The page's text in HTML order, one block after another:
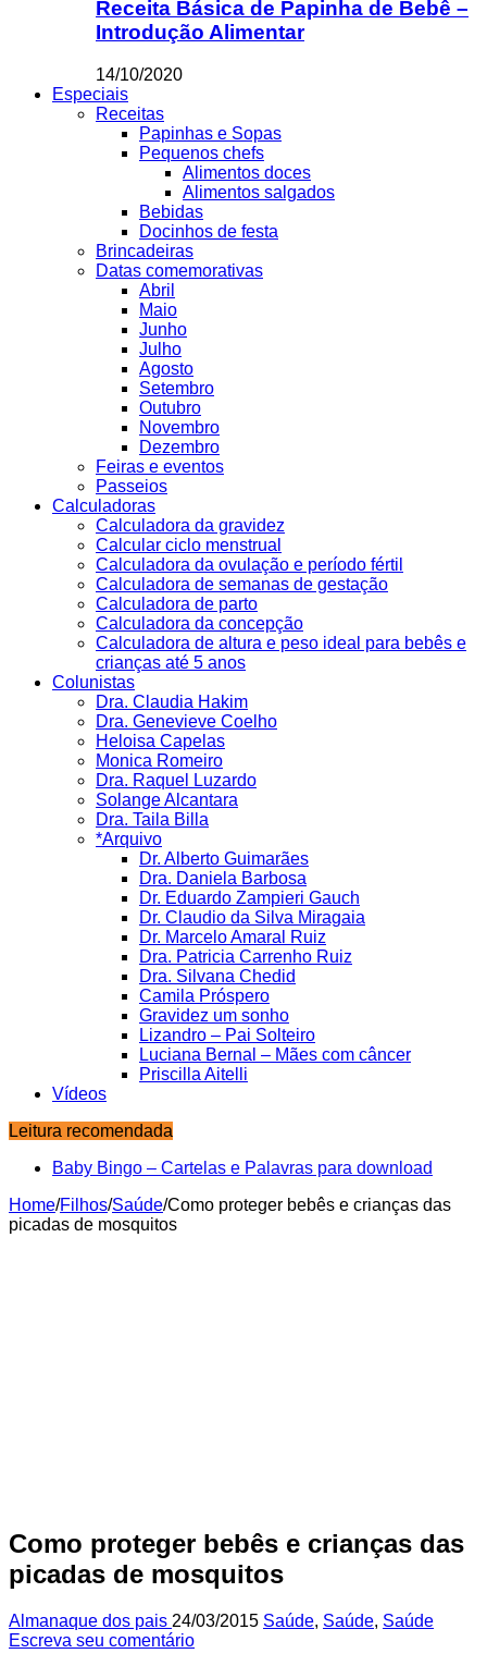
Receita Básica de Papinha de Bebê –
Introdução Alimentar
14/10/2020
Especiais
Receitas
Papinhas e Sopas
Pequenos chefs
Alimentos doces
Alimentos salgados
Bebidas
Docinhos de festa
Brincadeiras
Datas comemorativas
Abril
Maio
Junho
Julho
Agosto
Setembro
Outubro
Novembro
Dezembro
Feiras e eventos
Passeios
Calculadoras
Calculadora da gravidez
Calcular ciclo menstrual
Calculadora da ovulação e período fértil
Calculadora de semanas de gestação
Calculadora de parto
Calculadora da concepção
Calculadora de altura e peso ideal para bebês e
crianças até 5 anos
Colunistas
Dra. Claudia Hakim
Dra. Genevieve Coelho
Heloisa Capelas
Monica Romeiro
Dra. Raquel Luzardo
Solange Alcantara
Dra. Taila Billa
*Arquivo
Dr. Alberto Guimarães
Dra. Daniela Barbosa
Dr. Eduardo Zampieri Gauch
Dr. Claudio da Silva Miragaia
Dr. Marcelo Amaral Ruiz
Dra. Patricia Carrenho Ruiz
Dra. Silvana Chedid
Camila Próspero
Gravidez um sonho
Lizandro – Pai Solteiro
Luciana Bernal – Mães com câncer
Priscilla Aitelli
Vídeos
Leitura recomendada
Baby Bingo – Cartelas e Palavras para download
Home/Filhos/Saúde/Como proteger bebês e crianças das
picadas de mosquitos
Como proteger bebês e crianças das
picadas de mosquitos
Almanaque dos pais 24/03/2015 Saúde, Saúde, Saúde
Escreva seu comentário